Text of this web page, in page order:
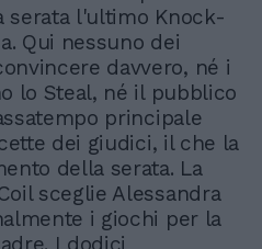
serata l'ultimo Knock-
Qui nessuno dei
davvero, né i
lo Steal, né il pubblico
principale
dei giudici, il che la
della serata. La
sceglie Alessandra
i giochi per la